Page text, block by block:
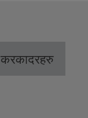
करकादरहरु